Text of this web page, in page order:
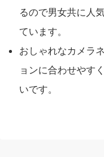
るので男女共に人
ています。
おしゃれなカメラ
ョンに合わせやす
いです。